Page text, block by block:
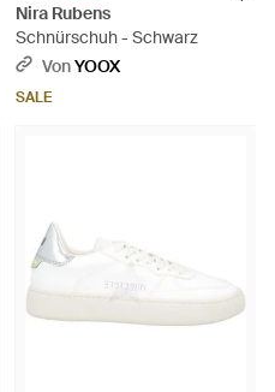
Nira Rubens
Schnürschuh - Schwarz
VonYOOX
SALE